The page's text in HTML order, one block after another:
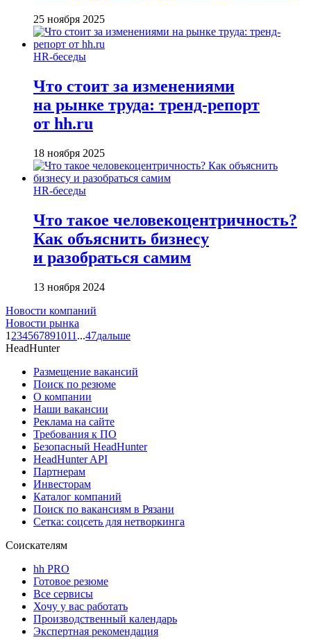
25 ноября 2025
HR-беседы
Что стоит за изменениями
на рынке труда: тренд-репорт
от hh.ru
18 ноября 2025
HR-беседы
Что такое человеко­центричность?
Как объяснить бизнесу
и разобраться самим
13 ноября 2024
Новости компаний
Новости рынка
1 234567891011 ...47дальше
HeadHunter
Размещение вакансий
Поиск по резюме
О компании
Наши вакансии
Реклама на сайте
Требования к ПО
Безопасный HeadHunter
HeadHunter API
Партнерам
Инвесторам
Каталог компаний
Поиск по вакансиям в Рязани
Сетка: соцсеть для нетворкинга
Соискателям
hh PRO
Готовое резюме
Все сервисы
Хочу у вас работать
Производственный календарь
Экспертная рекомендация